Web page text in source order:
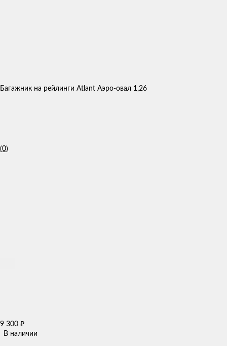
Багажник на рейлинги Atlant Аэро-овал 1,26
(0)
9 300 ₽
В наличии